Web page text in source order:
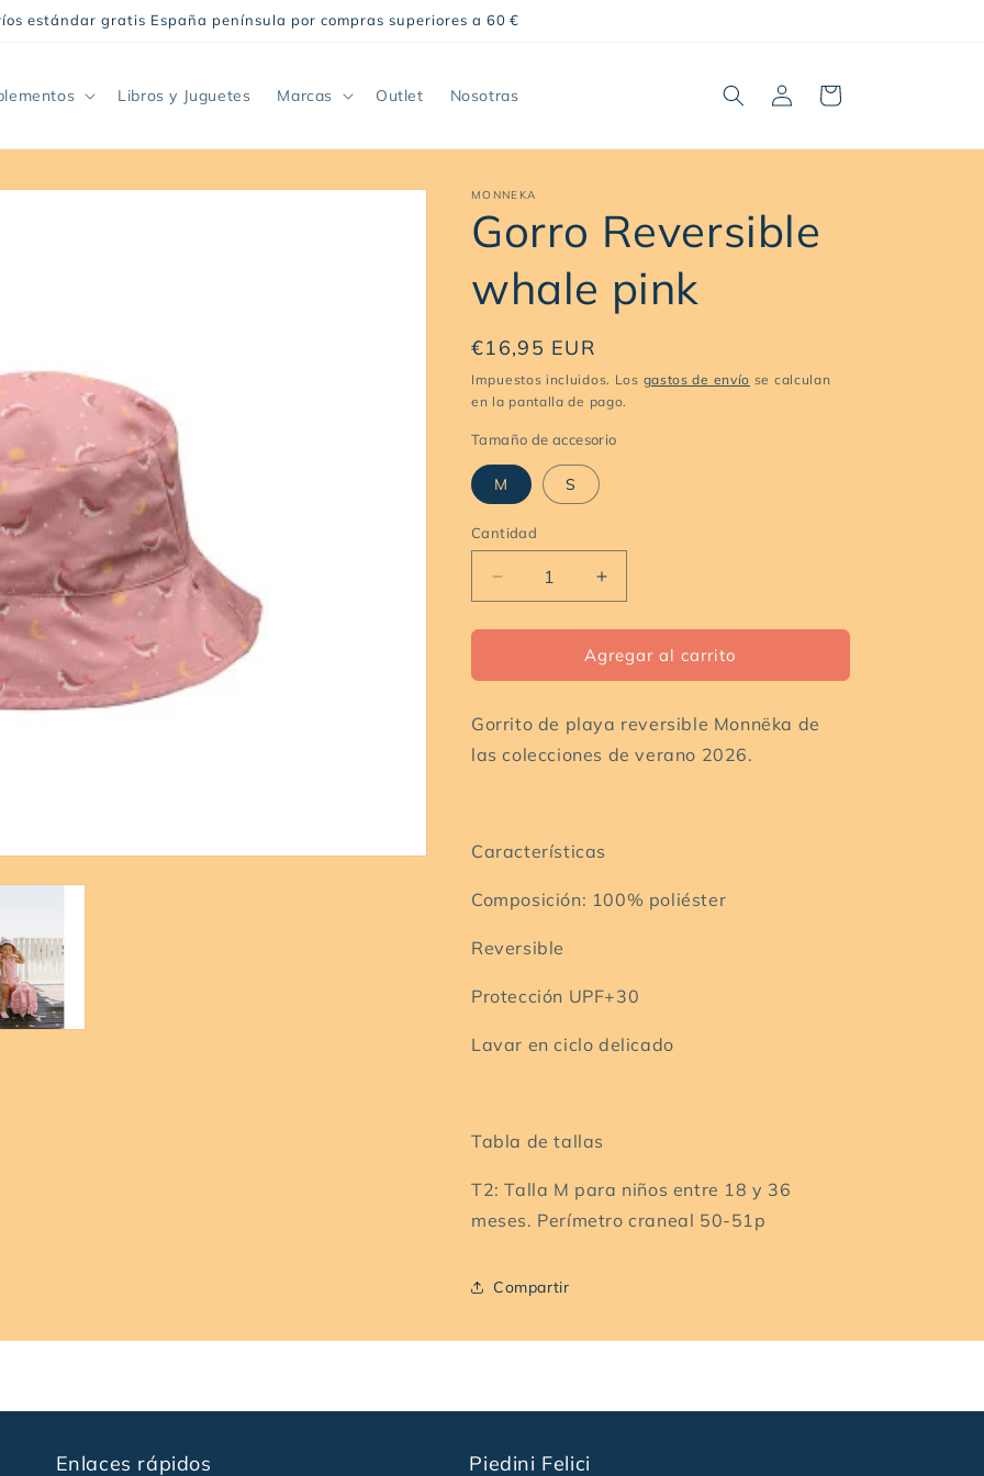
estándar gratis España península por compras superiores a 60 €
Libros y Juguetes Marcas Outlet Nosotras
Iniciar
sesión
Carrito
MONNEKA
Gorro Reversible
whale pink
Precio
habitual
€16,95 EUR
Impuestos incluidos. Los gastos de envío se calculan
en la pantalla de pago.
Tamaño de accesorio
M S
Cantidad
Cantidad
Reducir
cantidad
para
Reversible
pink
Aumentar
cantidad
para
Gorro
Reversible
pink
Agregar al carrito
Gorrito de playa reversible Monnëka de
las colecciones de verano 2026.
Características
Composición: 100% poliéster
Reversible
Protección UPF+30
Lavar en ciclo delicado
Tabla de tallas
T2: Talla M para niños entre 18 y 36
meses. Perímetro craneal 50-51p
Compartir
Enlaces rápidos Piedini Felici